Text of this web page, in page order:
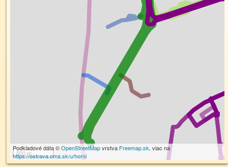
500 m
Podkladové dáta ©OpenStreetMapvrstva Freemap.sk, viac na
https://ostrava.oma.sk/u/horni